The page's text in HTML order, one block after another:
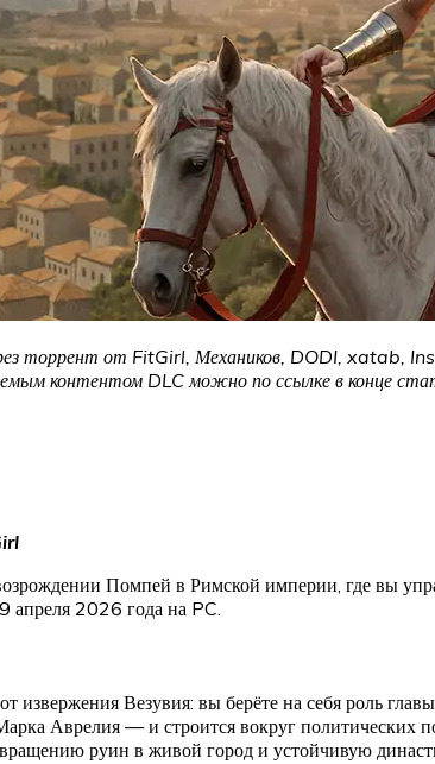
торрент от FitGirl, Механиков, DODI, xatab,
контентом DLC можно по ссылке в конце
Помпей в Римской империи, где вы
апреля 2026 года на PC.
извержения Везувия: вы берёте на себя роль
Аврелия — и строится вокруг политических
руин в живой город и устойчивую